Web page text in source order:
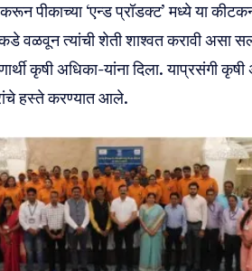
पीकाच्या ‘एन्ड प्रॉडक्ट’ मध्ये या
वळवून त्यांची शेती शाश्वत करावी असा
कृषी अधिका-यांना दिला. याप्रसंगी
हस्ते करण्यात आले.